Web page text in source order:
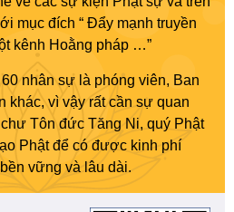
mục đích “ Đẩy mạnh truyền
kênh Hoằng pháp …”
nhân sự là phóng viên, Ban
khác, vì vậy rất cần sự quan
Tôn đức Tăng Ni, quý Phật
Phật để có được kinh phí
vững và lâu dài.